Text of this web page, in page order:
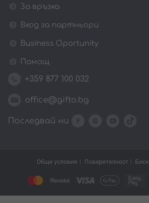
За връзка
Вход за партньори
Business Oportunity
Помощ
+359 877 100 032
office@gifto.bg
Последвай ни
Общи условия Поверителност